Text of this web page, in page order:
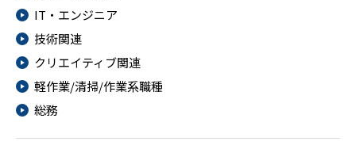
IT・エンジニア
技術関連
クリエイティブ関連
軽作業/清掃/作業系職種
総務